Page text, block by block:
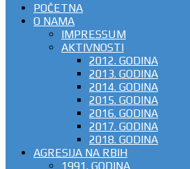
POČETNA
O NAMA
IMPRESSUM
AKTIVNOSTI
2012. GODINA
2013. GODINA
2014. GODINA
2015. GODINA
2016. GODINA
2017. GODINA
2018. GODINA
AGRESIJA NA RBIH
1991. GODINA